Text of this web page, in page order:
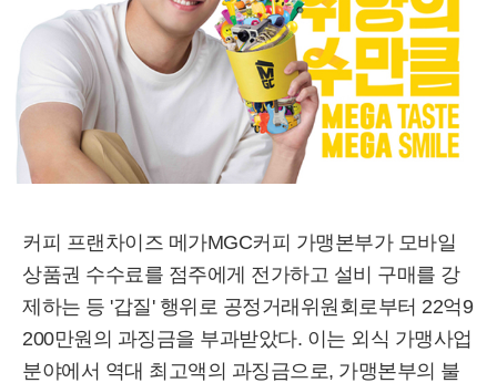
커피 프랜차이즈 메가MGC커피 가맹본부가 모바일
상품권 수수료를 점주에게 전가하고 설비 구매를 강
제하는 등 '갑질' 행위로 공정거래위원회로부터 22억9
200만원의 과징금을 부과받았다. 이는 외식 가맹사업
분야에서 역대 최고액의 과징금으로, 가맹본부의 불